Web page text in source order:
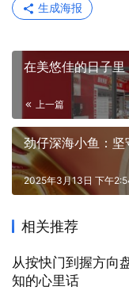
生成海报
在美悠佳的日子
上一篇
劲仔深海小鱼：
2025年3月13日 下午
相关推荐
从按快门到握方向
知的心里话